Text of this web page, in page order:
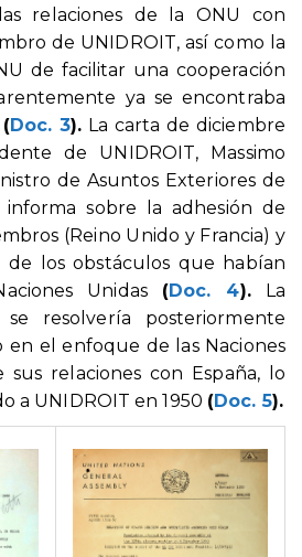
relaciones de la ONU con
de UNIDROIT, así como la
de facilitar una cooperación
ya se encontraba
(Doc. 3). La carta de diciembre
de UNIDROIT, Massimo
de Asuntos Exteriores de
informa sobre la adhesión de
(Reino Unido y Francia) y
de los obstáculos que habían
Unidas (Doc. 4).La
resolvería posteriormente
en el enfoque de las Naciones
sus relaciones con España, lo
a UNIDROIT en 1950 (Doc. 5).